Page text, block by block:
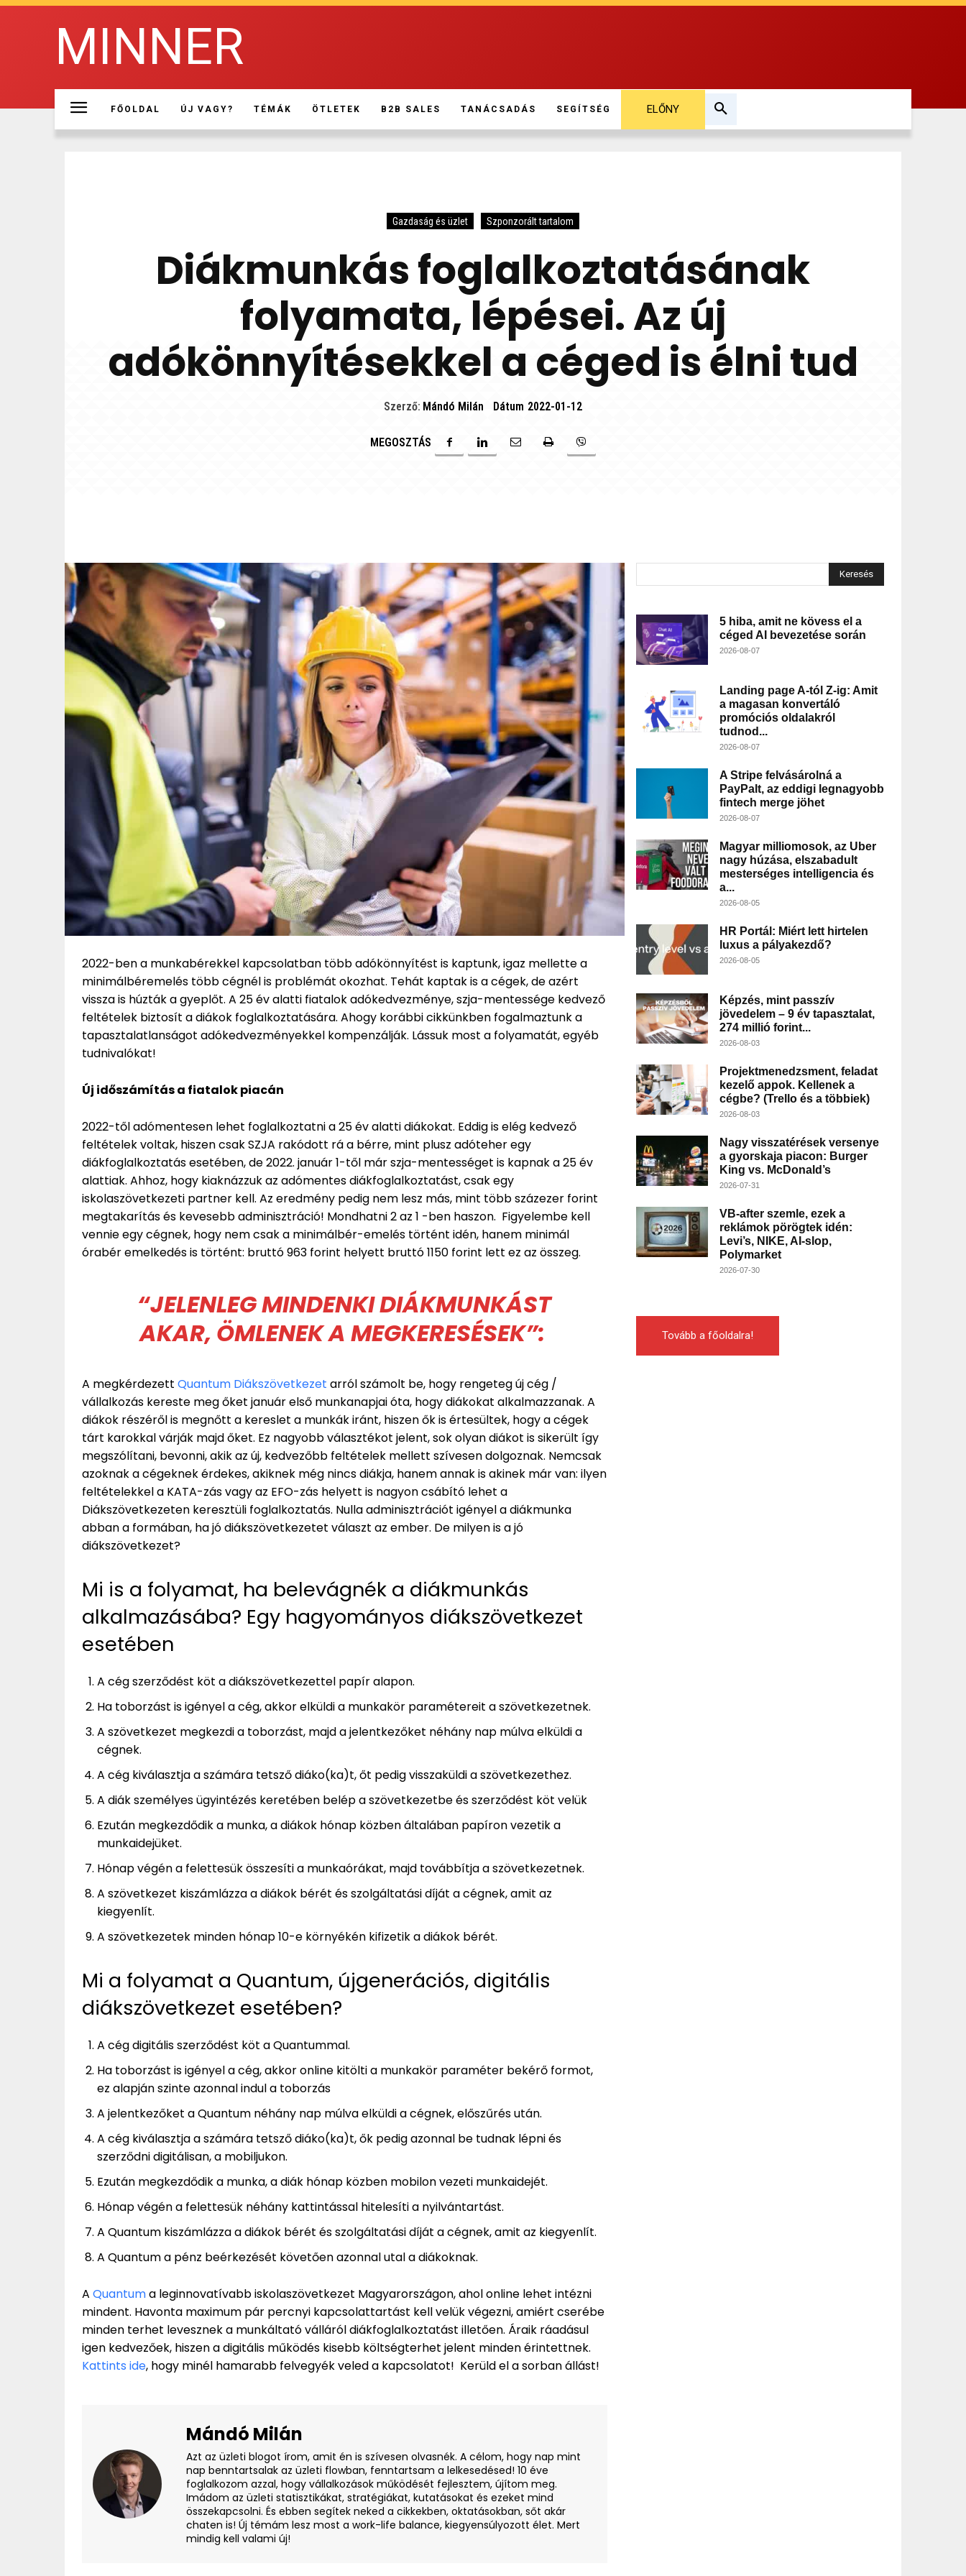
MINNER
FŐOLDAL ÚJ VAGY? TÉMÁK ÖTLETEK B2B SALES TANÁCSADÁS SEGÍTSÉG ELŐNY
Gazdaság és üzlet Szponzorált tartalom
Diákmunkás foglalkoztatásának
folyamata, lépései. Az új
adókönnyítésekkel a céged is élni tud
Szerző: Mándó Milán Dátum 2022-01-12
MEGOSZTÁS
2022-ben a munkabérekkel kapcsolatban több adókönnyítést is kaptunk, igaz mellette a
minimálbéremelés több cégnél is problémát okozhat. Tehát kaptak is a cégek, de azért
vissza is húzták a gyeplőt. A 25 év alatti fiatalok adókedvezménye, szja-mentessége kedvező
feltételek biztosít a diákok foglalkoztatására. Ahogy korábbi cikkünkben fogalmaztunk a
tapasztalatlanságot adókedvezményekkel kompenzálják. Lássuk most a folyamatát, egyéb
tudnivalókat!
Új időszámítás a fiatalok piacán
2022-től adómentesen lehet foglalkoztatni a 25 év alatti diákokat. Eddig is elég kedvező
feltételek voltak, hiszen csak SZJA rakódott rá a bérre, mint plusz adóteher egy
diákfoglalkoztatás esetében, de 2022. január 1-től már szja-mentességet is kapnak a 25 év
alattiak. Ahhoz, hogy kiaknázzuk az adómentes diákfoglalkoztatást, csak egy
iskolaszövetkezeti partner kell. Az eredmény pedig nem lesz más, mint több százezer forint
megtakarítás és kevesebb adminisztráció! Mondhatni 2 az 1 -ben haszon. Figyelembe kell
vennie egy cégnek, hogy nem csak a minimálbér-emelés történt idén, hanem minimál
órabér emelkedés is történt: bruttó 963 forint helyett bruttó 1150 forint lett ez az összeg.
“JELENLEG MINDENKI DIÁKMUNKÁST
AKAR, ÖMLENEK A MEGKERESÉSEK”:
A megkérdezett Quantum Diákszövetkezet arról számolt be, hogy rengeteg új cég /
vállalkozás kereste meg őket január első munkanapjai óta, hogy diákokat alkalmazzanak. A
diákok részéről is megnőtt a kereslet a munkák iránt, hiszen ők is értesültek, hogy a cégek
tárt karokkal várják majd őket. Ez nagyobb választékot jelent, sok olyan diákot is sikerült így
megszólítani, bevonni, akik az új, kedvezőbb feltételek mellett szívesen dolgoznak. Nemcsak
azoknak a cégeknek érdekes, akiknek még nincs diákja, hanem annak is akinek már van: ilyen
feltételekkel a KATA-zás vagy az EFO-zás helyett is nagyon csábító lehet a
Diákszövetkezeten keresztüli foglalkoztatás. Nulla adminisztrációt igényel a diákmunka
abban a formában, ha jó diákszövetkezetet választ az ember. De milyen is a jó
diákszövetkezet?
Mi is a folyamat, ha belevágnék a diákmunkás
alkalmazásába? Egy hagyományos diákszövetkezet
esetében
A cég szerződést köt a diákszövetkezettel papír alapon.
Ha toborzást is igényel a cég, akkor elküldi a munkakör paramétereit a szövetkezetnek.
A szövetkezet megkezdi a toborzást, majd a jelentkezőket néhány nap múlva elküldi a
cégnek.
A cég kiválasztja a számára tetsző diáko(ka)t, őt pedig visszaküldi a szövetkezethez.
A diák személyes ügyintézés keretében belép a szövetkezetbe és szerződést köt velük
Ezután megkezdődik a munka, a diákok hónap közben általában papíron vezetik a
munkaidejüket.
Hónap végén a felettesük összesíti a munkaórákat, majd továbbítja a szövetkezetnek.
A szövetkezet kiszámlázza a diákok bérét és szolgáltatási díját a cégnek, amit az
kiegyenlít.
A szövetkezetek minden hónap 10-e környékén kifizetik a diákok bérét.
Mi a folyamat a Quantum, újgenerációs, digitális
diákszövetkezet esetében?
A cég digitális szerződést köt a Quantummal.
Ha toborzást is igényel a cég, akkor online kitölti a munkakör paraméter bekérő formot,
ez alapján szinte azonnal indul a toborzás
A jelentkezőket a Quantum néhány nap múlva elküldi a cégnek, előszűrés után.
A cég kiválasztja a számára tetsző diáko(ka)t, ők pedig azonnal be tudnak lépni és
szerződni digitálisan, a mobiljukon.
Ezután megkezdődik a munka, a diák hónap közben mobilon vezeti munkaidejét.
Hónap végén a felettesük néhány kattintással hitelesíti a nyilvántartást.
A Quantum kiszámlázza a diákok bérét és szolgáltatási díját a cégnek, amit az kiegyenlít.
A Quantum a pénz beérkezését követően azonnal utal a diákoknak.
A Quantuma leginnovatívabb iskolaszövetkezet Magyarországon, ahol online lehet intézni
mindent. Havonta maximum pár percnyi kapcsolattartást kell velük végezni, amiért cserébe
minden terhet levesznek a munkáltató válláról diákfoglalkoztatást illetően. Áraik ráadásul
igen kedvezőek, hiszen a digitális működés kisebb költségterhet jelent minden érintettnek.
Kattints ide, hogy minél hamarabb felvegyék veled a kapcsolatot! Kerüld el a sorban állást!
Mándó Milán
Azt az üzleti blogot írom, amit én is szívesen olvasnék. A célom, hogy nap mint
nap benntartsalak az üzleti flowban, fenntartsam a lelkesedésed! 10 éve
foglalkozom azzal, hogy vállalkozások működését fejlesztem, újítom meg.
Imádom az üzleti statisztikákat, stratégiákat, kutatásokat és ezeket mind
összekapcsolni. És ebben segítek neked a cikkekben, oktatásokban, sőt akár
chaten is! Új témám lesz most a work-life balance, kiegyensúlyozott élet. Mert
mindig kell valami új!
Keresés
5 hiba, amit ne kövess el a
céged AI bevezetése során
2026-08-07
Landing page A-tól Z-ig: Amit
a magasan konvertáló
promóciós oldalakról
tudnod...
2026-08-07
A Stripe felvásárolná a
PayPalt, az eddigi legnagyobb
fintech merge jöhet
2026-08-07
Magyar milliomosok, az Uber
nagy húzása, elszabadult
mesterséges intelligencia és
a...
2026-08-05
HR Portál: Miért lett hirtelen
luxus a pályakezdő?
2026-08-05
Képzés, mint passzív
jövedelem – 9 év tapasztalat,
274 millió forint...
2026-08-03
Projektmenedzsment, feladat
kezelő appok. Kellenek a
cégbe? (Trello és a többiek)
2026-08-03
Nagy visszatérések versenye
a gyorskaja piacon: Burger
King vs. McDonald’s
2026-07-31
VB-after szemle, ezek a
reklámok pörögtek idén:
Levi’s, NIKE, AI-slop,
Polymarket
2026-07-30
Tovább a főoldalra!